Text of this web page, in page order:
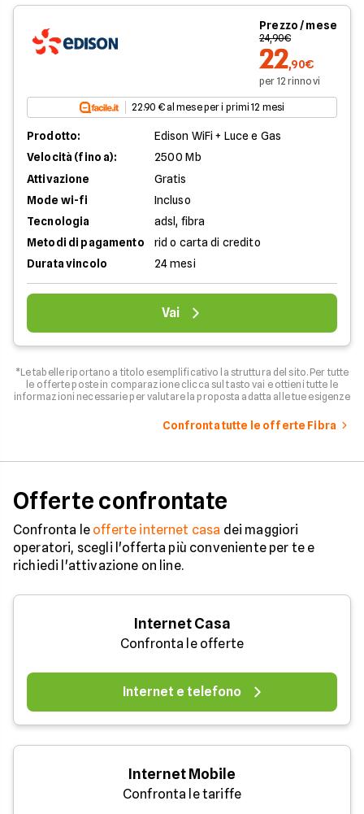
Prezzo / mese
24,90€
22,90€
per 12 rinnovi
22.90 € al mese per i primi 12 mesi
Prodotto:
Edison WiFi + Luce e Gas
Velocità (fino a):
2500 Mb
Attivazione
Gratis
Mode wi-fi
Incluso
Tecnologia
adsl, fibra
Metodi di pagamento
rid o carta di credito
Durata vincolo
24 mesi
Vai
*Le tabelle riportano a titolo esemplificativo la struttura del sito. Per tutte
le offerte poste in comparazione clicca sul tasto vai e ottieni tutte le
informazioni necessarie per valutare la proposta adatta alle tue esigenze
Confronta tutte le offerte Fibra
Offerte confrontate
Confronta le offerte internet casa dei maggiori
operatori, scegli l'offerta più conveniente per te e
richiedi l'attivazione on line.
Internet Casa
Confronta le offerte
Internet e telefono
Internet Mobile
Confronta le tariffe